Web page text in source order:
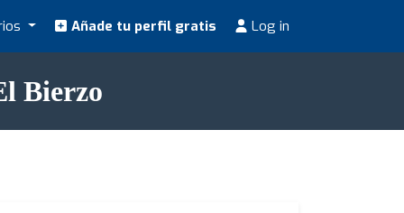
Añade tu perfil gratis Log in
Bierzo